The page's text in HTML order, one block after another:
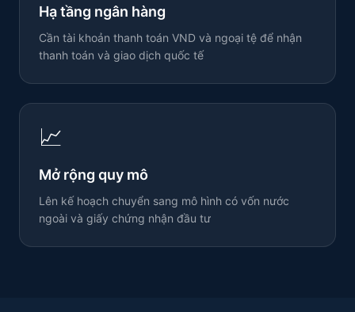
Hạ tầng ngân hàng
Cần tài khoản thanh toán VND và ngoại tệ để nhận
thanh toán và giao dịch quốc tế
📈
Mở rộng quy mô
Lên kế hoạch chuyển sang mô hình có vốn nước
ngoài và giấy chứng nhận đầu tư